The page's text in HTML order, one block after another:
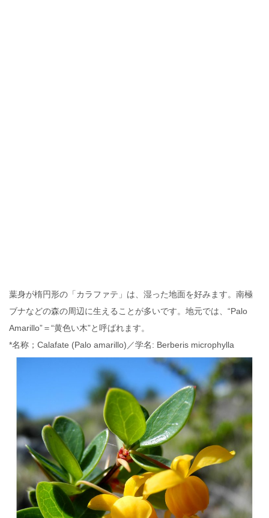
葉身が楕円形の「カラファテ」は、湿った地面を好みます。南極
ブナなどの森の周辺に生えることが多いです。地元では、“Palo
Amarillo”＝“黄色い木”と呼ばれます。
*名称；Calafate (Palo amarillo)／学名: Berberis microphylla